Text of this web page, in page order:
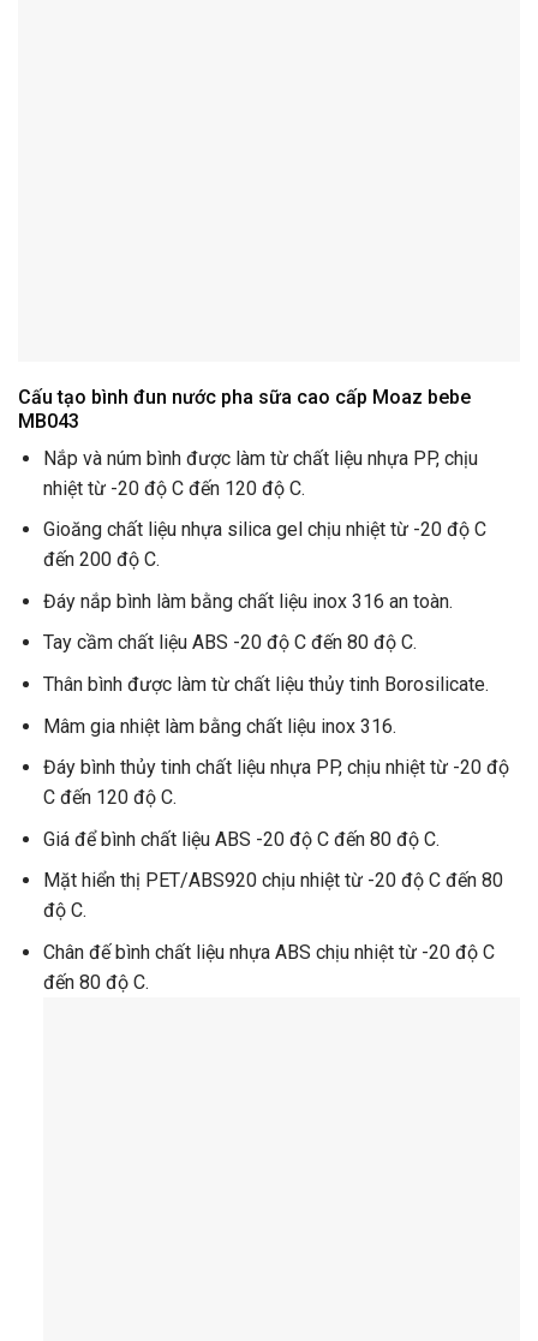
Cấu tạo bình đun nước pha sữa cao cấp Moaz bebe
MB043
Nắp và núm bình được làm từ chất liệu nhựa PP, chịu
nhiệt từ -20 độ C đến 120 độ C.
Gioăng chất liệu nhựa silica gel chịu nhiệt từ -20 độ C
đến 200 độ C.
Đáy nắp bình làm bằng chất liệu inox 316 an toàn.
Tay cầm chất liệu ABS -20 độ C đến 80 độ C.
Thân bình được làm từ chất liệu thủy tinh Borosilicate.
Mâm gia nhiệt làm bằng chất liệu inox 316.
Đáy bình thủy tinh chất liệu nhựa PP, chịu nhiệt từ -20 độ
C đến 120 độ C.
Giá để bình chất liệu ABS -20 độ C đến 80 độ C.
Mặt hiển thị PET/ABS920 chịu nhiệt từ -20 độ C đến 80
độ C.
Chân đế bình chất liệu nhựa ABS chịu nhiệt từ -20 độ C
đến 80 độ C.